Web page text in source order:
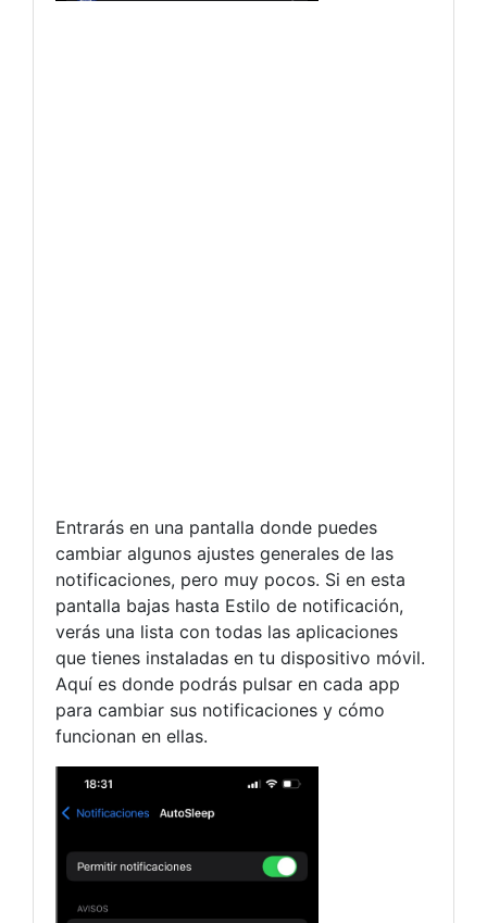
Entrarás en una pantalla donde puedes
cambiar algunos ajustes generales de las
notificaciones, pero muy pocos. Si en esta
pantalla bajas hasta Estilo de notificación,
verás una lista con todas las aplicaciones
que tienes instaladas en tu dispositivo móvil.
Aquí es donde podrás pulsar en cada app
para cambiar sus notificaciones y cómo
funcionan en ellas.